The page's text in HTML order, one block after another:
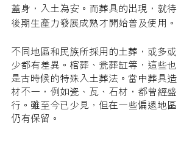
蓋身，入土為安。而葬具的出現，就待
後期生產力發展成熟才開始普及使用。
不同地區和民族所採用的土葬，或多或
少都有差異。棺葬、瓮葬缸等，這些也
是古時候的特殊入土葬法。當中葬具造
材不一，例如瓷、瓦、石材，都曾經盛
行。雖至今已少見，但在一些偏遠地區
仍有保留。